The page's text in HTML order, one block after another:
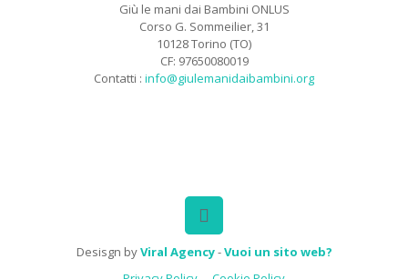
Giù le mani dai Bambini ONLUS
Corso G. Sommeilier, 31
10128 Torino (TO)
CF: 97650080019
Contatti : info@giulemanidaibambini.org
Desisgn byViral Agency-Vuoi un sito web?